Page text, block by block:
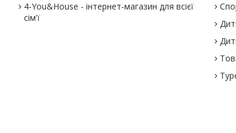
4-You&House - інтернет-магазин для всієї
сім'ї